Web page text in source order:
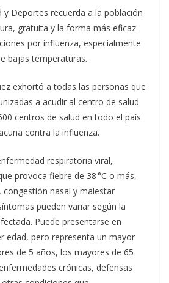
y Deportes recuerda a la población
gratuita y la forma más eficaz
por influenza, especialmente
bajas temperaturas.
exhortó a todas las personas que
a acudir al centro de salud
centros de salud en todo el país
contra la influenza.
respiratoria viral,
provoca fiebre de 38 °C o más,
nasal y malestar
pueden variar según la
Puede presentarse en
edad, pero representa un mayor
de 5 años, los mayores de 65
crónicas, defensas